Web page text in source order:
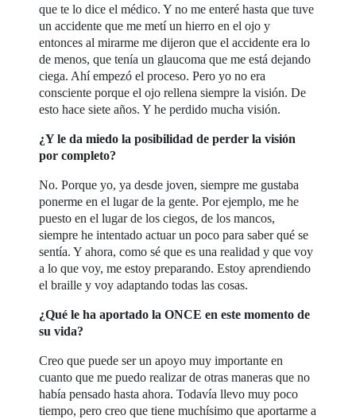
que te lo dice el médico. Y no me enteré hasta que tuve
un accidente que me metí un hierro en el ojo y
entonces al mirarme me dijeron que el accidente era lo
de menos, que tenía un glaucoma que me está dejando
ciega. Ahí empezó el proceso. Pero yo no era
consciente porque el ojo rellena siempre la visión. De
esto hace siete años. Y he perdido mucha visión.
¿Y le da miedo la posibilidad de perder la visión
por completo?
No. Porque yo, ya desde joven, siempre me gustaba
ponerme en el lugar de la gente. Por ejemplo, me he
puesto en el lugar de los ciegos, de los mancos,
siempre he intentado actuar un poco para saber qué se
sentía. Y ahora, como sé que es una realidad y que voy
a lo que voy, me estoy preparando. Estoy aprendiendo
el braille y voy adaptando todas las cosas.
¿Qué le ha aportado la ONCE en este momento de
su vida?
Creo que puede ser un apoyo muy importante en
cuanto que me puedo realizar de otras maneras que no
había pensado hasta ahora. Todavía llevo muy poco
tiempo, pero creo que tiene muchísimo que aportarme a